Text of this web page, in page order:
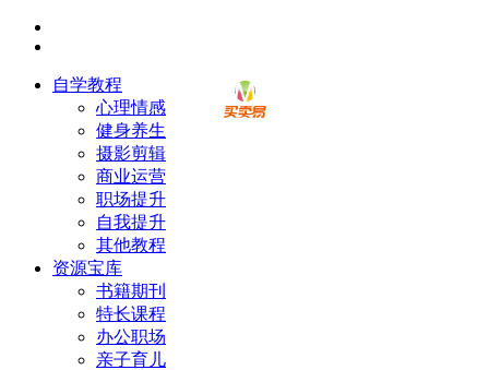
自学教程
心理情感
健身养生
摄影剪辑
商业运营
职场提升
自我提升
其他教程
资源宝库
书籍期刊
特长课程
办公职场
亲子育儿